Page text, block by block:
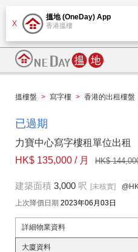
X
搵地 (OneDay) App
香港搵樓
搵樓盤 > 寫字樓 > 香港的出租樓盤
已過期
力寶中心寫字樓租單位出租
HK$ 135,000 / 月
HK$
建築面積 3,000 呎 [未核實]
上次降價日期 2023年06月03日
詳細物業資料
大廈資料